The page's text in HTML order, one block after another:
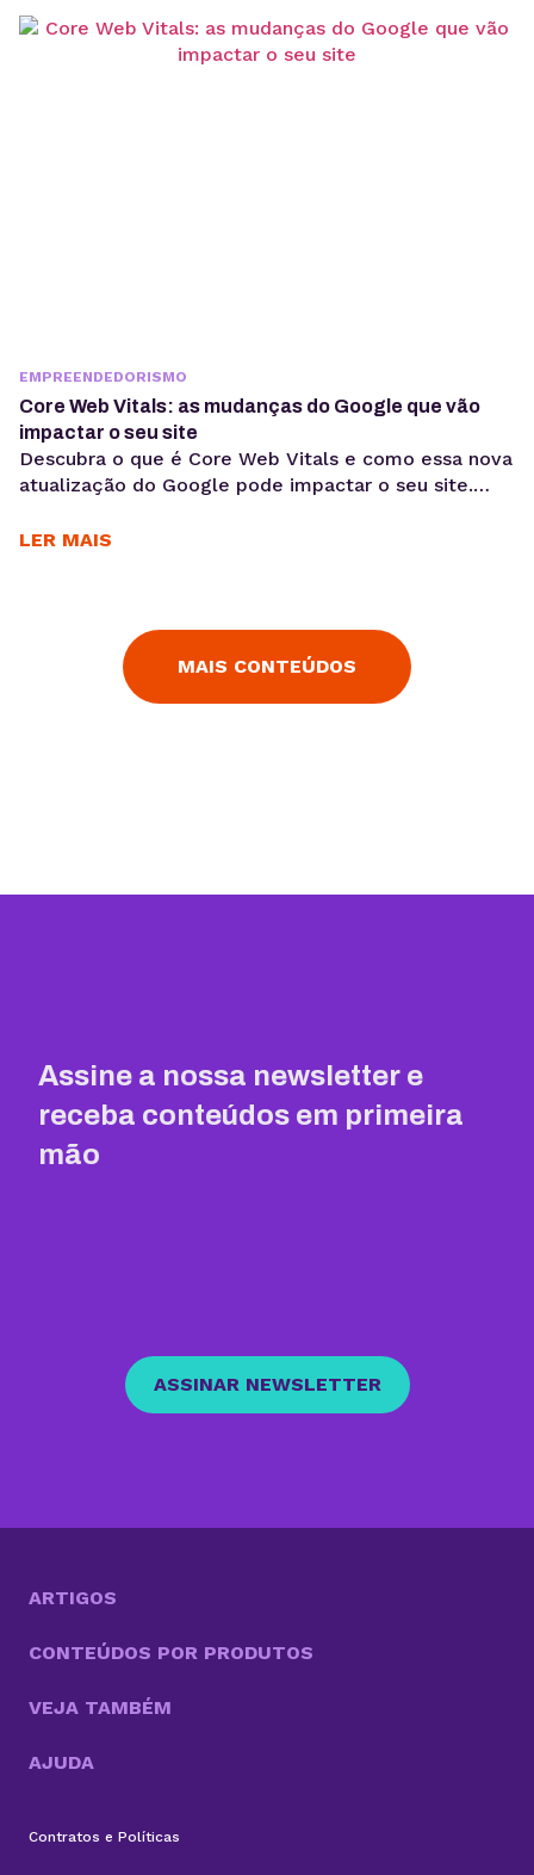
plataforma estratégica que pode potencializar a
presença da sua marca, ajudar a construir
EMPREENDEDORISMO
Core Web Vitals: as mudanças do Google que vão
impactar o seu site
Descubra o que é Core Web Vitals e como essa nova
atualização do Google pode impactar o seu site.
incluir mais três fatores de análise para determinar o
LER MAIS
MAIS CONTEÚDOS
Assine a nossa newsletter e
receba conteúdos em primeira
mão
ASSINAR NEWSLETTER
ARTIGOS
CONTEÚDOS POR PRODUTOS
VEJA TAMBÉM
AJUDA
Contratos e Políticas